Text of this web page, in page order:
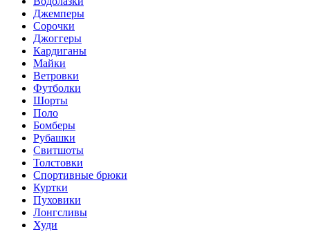
Джемперы
Сорочки
Джоггеры
Кардиганы
Майки
Ветровки
Футболки
Шорты
Поло
Бомберы
Рубашки
Свитшоты
Толстовки
Спортивные брюки
Куртки
Пуховики
Лонгсливы
Худи